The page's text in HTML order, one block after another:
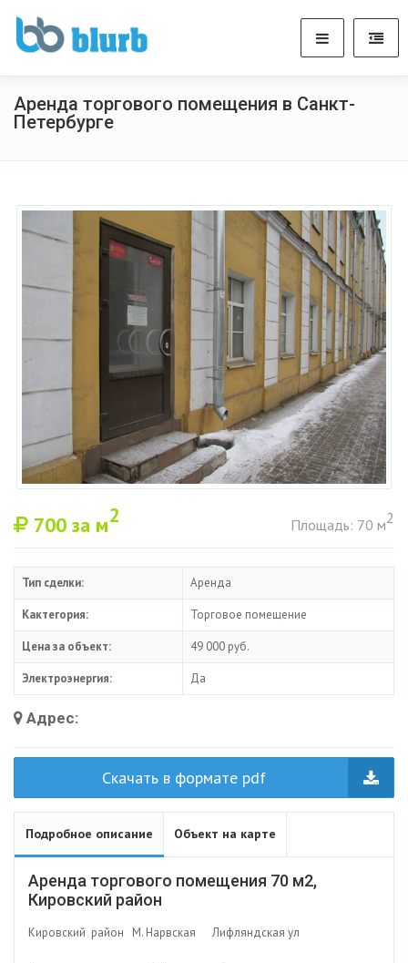
Аренда торгового помещения в Санкт-
Петербурге
700 за м2 Площадь: 70 м2
Тип сделки: Аренда
Кактегория: Торговое помещение
Цена за объект: 49 000 руб.
Электроэнергия: Да
Адрес:
Скачать в формате pdf
Подробное описание Объект на карте
Аренда торгового помещения 70 м2,
Кировский район
Кировский район М. Нарвская Лифляндская ул